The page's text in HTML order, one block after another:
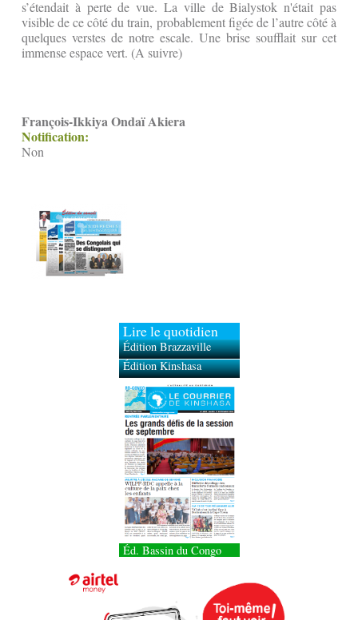
s’étendait à perte de vue. La ville de Bialystok n'était pas
visible de ce côté du train, probablement figée de l’autre côté à
quelques verstes de notre escale. Une brise soufflait sur cet
immense espace vert. (A suivre)
François-Ikkiya Ondaï Akiera
Notification:
Non
Lire le quotidien
Édition Brazzaville
Édition Kinshasa
Éd. Bassin du Congo